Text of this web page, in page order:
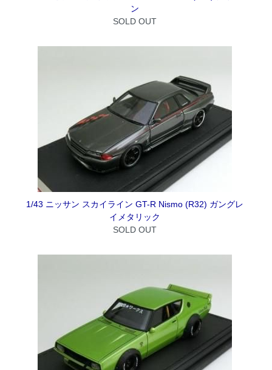
ン
SOLD OUT
1/43 ニッサン スカイライン GT-R Nismo (R32) ガングレ
イメタリック
SOLD OUT